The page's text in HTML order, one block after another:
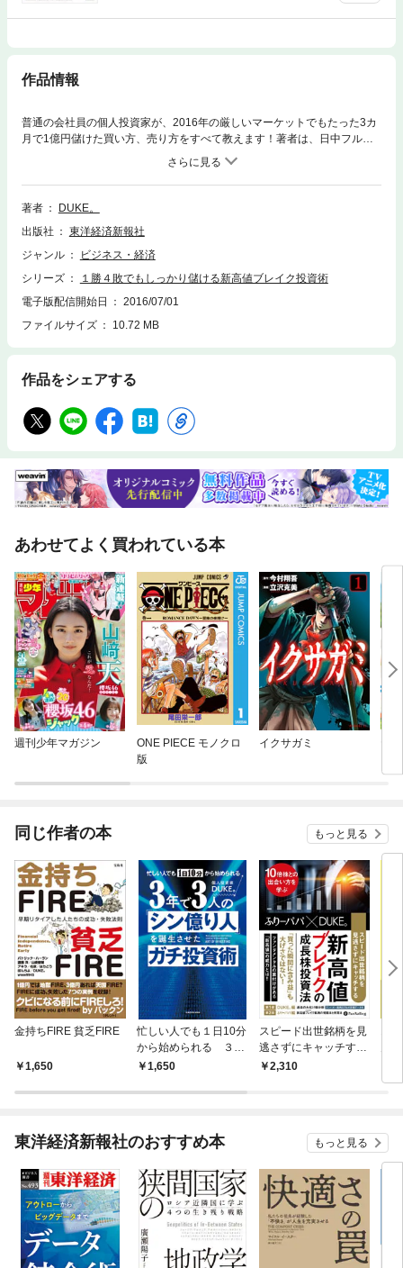
作品情報
普通の会社員の個人投資家が、2016年の厳しいマーケットでもたった3カ
月で1億円儲けた買い方、売り方をすべて教えます！著者は、日中フルタ
イムで働く普通の会社員です。いわゆるサラリーマン投資家です。勤めて
いる会社も金融系ではなく、まったく株とは無縁のメーカーの社員です。
夜遅くまで働くことも多いので、株式投資にあてられる時間は、帰宅後の
わずかな時間と週末だけ。会社の勤務中は、当たり前ですが株の売買はで
す。兼業投資家に適した投資のやり方があるのです。最大のポイントは、
「株は新高値で買え」というものです。一般的に、株式投資は「安値で買
けた銘柄を買って、さらに高値で売る」という、米国の著名投資家ウィリ
アム・オニールの投資法をもとにしたものです。チャートを利用して成長
営陣による大変革など）の波、ひいては、株価の大波に乗るというやり方
する銘柄を探します。作業は、帰宅後のわずかな時間を利用してできます
す。本書には、この投資術の仕組みから、大化け銘柄の見つけ方、買いと
売りのタイミング、そして、１勝４敗でも勝てる損切りのルールやポジシ
常識「新高値で買って、さらに高値で売る！」が、あなたを勝つ投資家、
負けない投資家に変えます！
著者
DUKE。
出版社
東洋経済新報社
ジャンル
ビジネス・経済
シリーズ
１勝４敗でもしっかり儲ける新高値ブレイク投資術
電子版配信開始日
2016/07/01
ファイルサイズ
10.72 MB
作品をシェアする
あわせてよく買われている本
週刊少年マガジン
ONE PIECE モノクロ
版
イクサガミ
同じ作者の本 もっと見る
金持ちFIRE 貧乏FIRE
1,650
忙しい人でも１日10分
から始められる ３年
で３人の「シン億り
投資術
1,650
スピード出世銘柄を見
逃さずにキャッチす
る 新高値ブレイクの
2,310
株
東洋経済新報社のおすすめ本 もっと見る